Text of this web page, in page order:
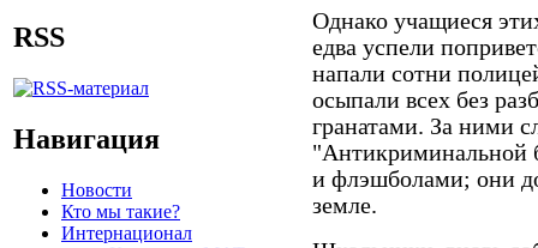
RSS
Навигация
Новости
Кто мы такие?
Интернационал
Однако учащиеся
едва успели
напали сотни
осыпали всех без
гранатами. За ними
"Антикриминальной
и флэшболами; они
земле.